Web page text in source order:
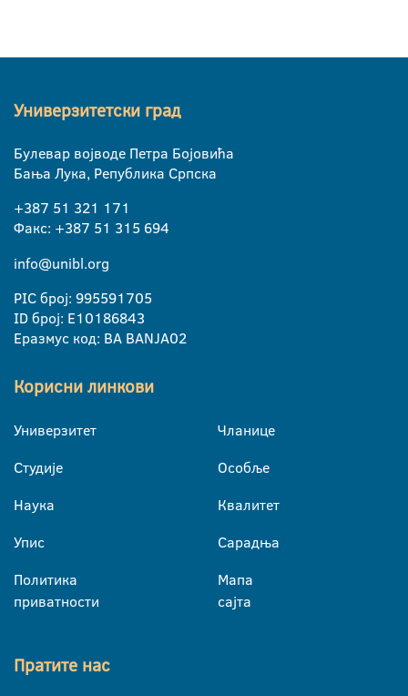
Универзитетски град
Булевар војводе Петра Бојовића
Бања Лука, Република Српска
+387 51 321 171
Факс: +387 51 315 694
info@unibl.org
PIC број: 995591705
ID број: E10186843
Еразмус код: BA BANJA02
Корисни линкови
Универзитет
Студије
Наука
Упис
Политика
приватности
Чланице
Особље
Квалитет
Сарадња
Мапа
сајта
Пратите нас